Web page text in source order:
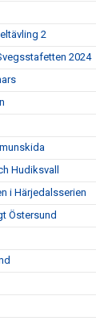
2
2024
Hudiksvall
i Härjedalsserien
Östersund